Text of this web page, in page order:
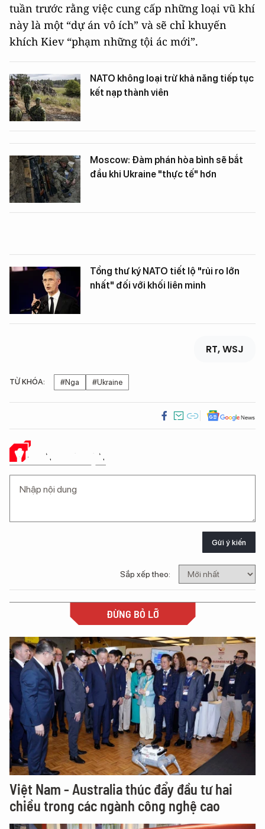
tuần trước rằng việc cung cấp những loại vũ khí
này là một “dự án vô ích” và sẽ chỉ khuyến
khích Kiev “phạm những tội ác mới”.
NATO không loại trừ khả năng tiếp tục
kết nạp thành viên
Moscow: Đàm phán hòa bình sẽ bắt
đầu khi Ukraine "thực tế" hơn
Tổng thư ký NATO tiết lộ "rủi ro lớn
nhất" đối với khối liên minh
RT, WSJ
TỪ KHÓA: #Nga #Ukraine
Ý KIẾN CỦA BẠN
Gửi ý kiến
Sắp xếp theo:
ĐỪNG BỎ LỠ
Việt Nam - Australia thúc đẩy đầu tư hai
chiều trong các ngành công nghệ cao